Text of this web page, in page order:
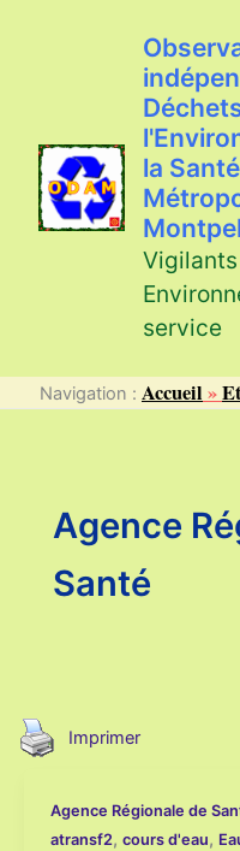
la
service
Navigation : Accueil »
Agence
Santé
Imprimer
Agence Régionale de
atransf2, cours d'eau,